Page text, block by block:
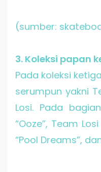
(sumber:
3. Koleksi papan
Pada koleksi
serumpun yakni
Losi. Pada
“Ooze”, Team
“Pool Dreams”,